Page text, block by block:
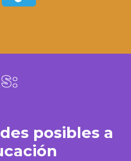
posibles a